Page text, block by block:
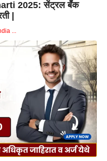
2025: सेंट्रल बँक
|
...